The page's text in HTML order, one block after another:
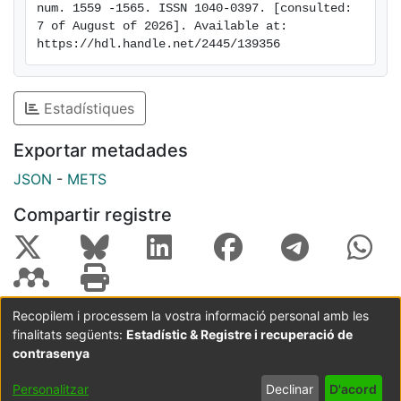
num. 1559 -1565. ISSN 1040-0397. [consulted:
7 of August of 2026]. Available at:
https://hdl.handle.net/2445/139356
Estadístiques
Exportar metadades
JSON - METS
Compartir registre
Coordinació:CRAI UB Avís legal
Metadades
subjectes a:
Configuració
de cookies
privadesa
Recopilem i processem la vostra informació personal amb les
finalitats següents: Estadístic & Registre i recuperació de
contrasenya
Personalitzar Declinar D'acord